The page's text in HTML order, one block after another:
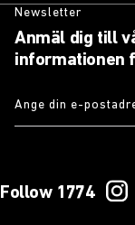
Newsletter
Anmäl dig till
informationen
Ange din e-
Follow 1774